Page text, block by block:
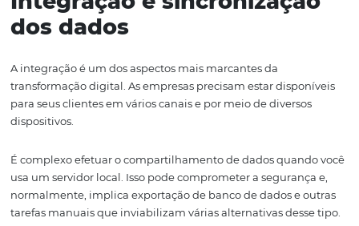
Como o sistema está instalado em um computador fora
e é gerenciado pela softwarehouse fornecedora do
que desenvolveu a solução.
O hotel não precisa manter uma equipe, comprar
disso, há a vantagem de que a gestão dessa estrutura é
profissionais dedicados e especialistas na área, o que
melhor desempenho e segurança.